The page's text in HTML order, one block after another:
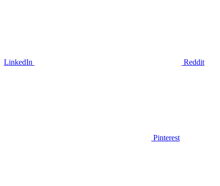
LinkedIn Reddit
Pinterest